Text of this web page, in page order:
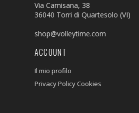
Via Camisana, 38
36040 Torri di Quartesolo (VI)
shop@volleytime.com
ACCOUNT
Il mio profilo
Privacy Policy Cookies